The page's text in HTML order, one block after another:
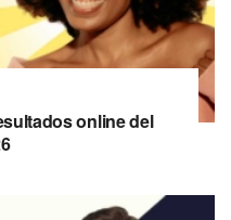
online del